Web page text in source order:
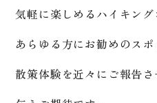
気軽に楽しめるハイキン
あらゆる方にお勧めのス
散策体験を近々にご報告